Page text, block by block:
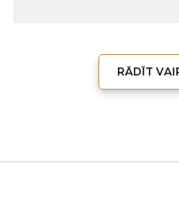
RĀDĪT